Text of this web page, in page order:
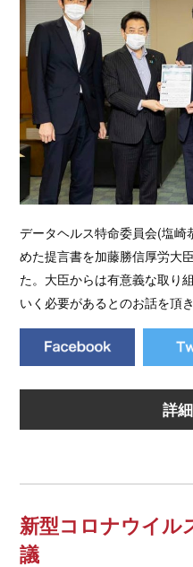
データヘルス特命委員会(塩崎
めた提言書を加藤勝信厚労大
た。大臣からは有意義な取り
いく必要があるとのお話を頂
詳
新型コロナウイル
議